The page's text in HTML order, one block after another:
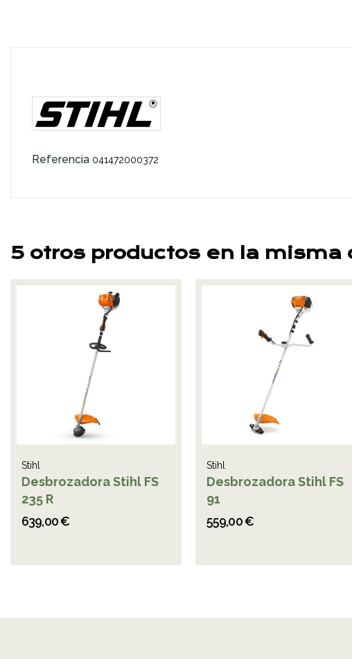
Referencia 041472000372
5 otros productos en la misma
Stihl
Desbrozadora Stihl FS
235 R
639,00 €
Stihl
Desbrozadora Stihl FS
91
559,00 €